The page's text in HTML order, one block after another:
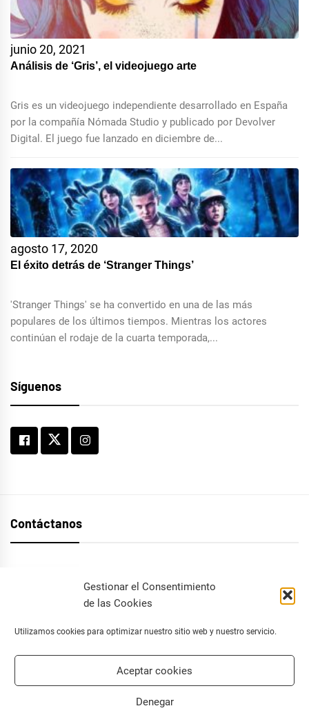
Gestionar el Consentimiento
de las Cookies
Utilizamos cookies para optimizar nuestro sitio web y nuestro servicio.
Aceptar cookies
Denegar
junio 20, 2021
Análisis de ‘Gris’, el videojuego arte
Gris es un videojuego independiente desarrollado en España
por la compañía Nómada Studio y publicado por Devolver
Digital. El juego fue lanzado en diciembre de...
agosto 17, 2020
El éxito detrás de ‘Stranger Things’
'Stranger Things' se ha convertido en una de las más
populares de los últimos tiempos. Mientras los actores
continúan el rodaje de la cuarta temporada,...
Síguenos
Contáctanos
info@ceropresion.com
FacebookInstagramTwitter